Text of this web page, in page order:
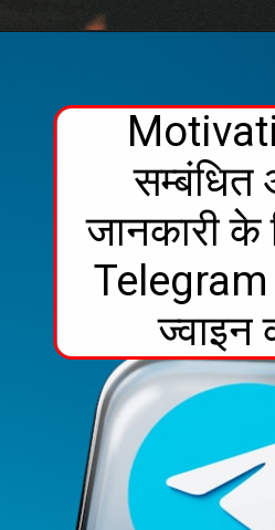
सम्बंधित
जानकारी के
ज्वाइन